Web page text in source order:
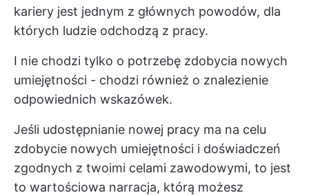
kariery jest jednym z głównych powodów, dla
których ludzie odchodzą z pracy.
I nie chodzi tylko o potrzebę zdobycia nowych
umiejętności - chodzi również o znalezienie
odpowiednich wskazówek.
Jeśli udostępnianie nowej pracy ma na celu
zdobycie nowych umiejętności i doświadczeń
zgodnych z twoimi celami zawodowymi, to jest
to wartościowa narracja, którą możesz